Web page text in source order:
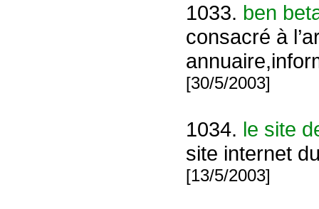
1033. ben
consacré à
[30/5/2003]
1034. le site
site internet
[13/5/2003]